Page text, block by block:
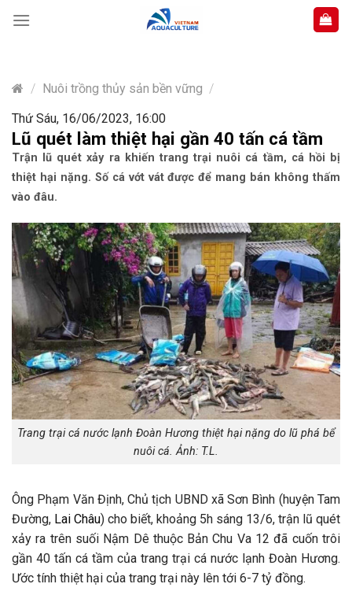
content
/ Nuôi trồng thủy sản bền vững /
Thứ Sáu, 16/06/2023, 16:00
Lũ quét làm thiệt hại gần 40 tấn cá tầm
Trận lũ quét xảy ra khiến trang trại nuôi cá tầm, cá hồi bị
thiệt hại nặng. Số cá vớt vát được để mang bán không thấm
vào đâu.
Trang trại cá nước lạnh Đoàn Hương thiệt hại nặng do lũ phá bể
nuôi cá. Ảnh: T.L.
Ông Phạm Văn Định, Chủ tịch UBND xã Sơn Bình (huyện Tam
Đường, Lai Châu) cho biết, khoảng 5h sáng 13/6, trận lũ quét
xảy ra trên suối Nậm Dê thuộc Bản Chu Va 12 đã cuốn trôi
gần 40 tấn cá tầm của trang trại cá nước lạnh Đoàn Hương.
Ước tính thiệt hại của trang trại này lên tới 6-7 tỷ đồng.